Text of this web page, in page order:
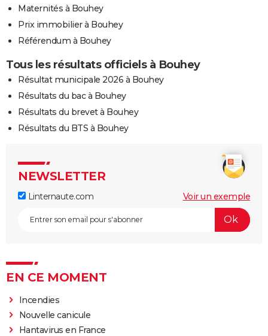
Maternités à Bouhey
Prix immobilier à Bouhey
Référendum à Bouhey
Tous les résultats officiels à Bouhey
Résultat municipale 2026 à Bouhey
Résultats du bac à Bouhey
Résultats du brevet à Bouhey
Résultats du BTS à Bouhey
NEWSLETTER
Linternaute.com Voir un exemple
EN CE MOMENT
Incendies
Nouvelle canicule
Hantavirus en France